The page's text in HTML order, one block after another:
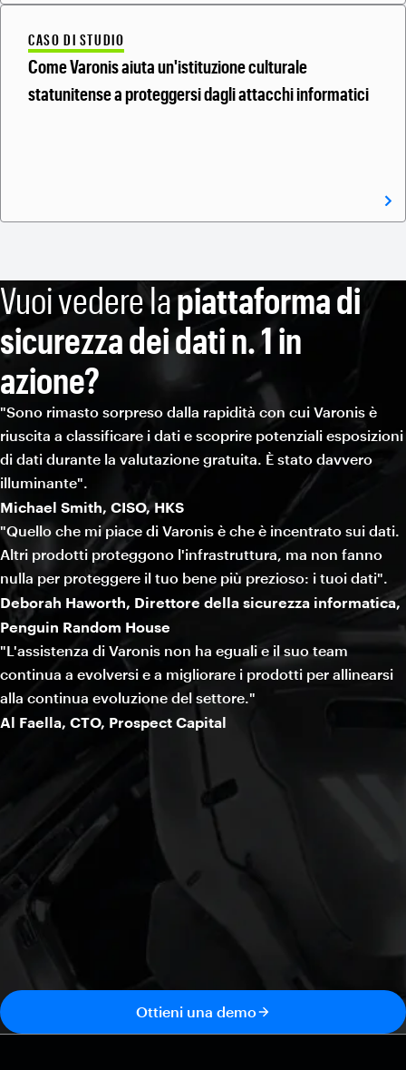
CASO DI STUDIO
Come Varonis aiuta un'istituzione culturale
statunitense a proteggersi dagli attacchi informatici
Vuoi vedere lapiattaforma di
sicurezza dei dati n. 1 in
azione?
"Sono rimasto sorpreso dalla rapidità con cui Varonis è
riuscita a classificare i dati e scoprire potenziali esposizioni
di dati durante la valutazione gratuita. È stato davvero
illuminante".
Michael Smith, CISO, HKS
"Quello che mi piace di Varonis è che è incentrato sui dati.
Altri prodotti proteggono l'infrastruttura, ma non fanno
nulla per proteggere il tuo bene più prezioso: i tuoi dati".
Deborah Haworth, Direttore della sicurezza informatica,
Penguin Random House
"L'assistenza di Varonis non ha eguali e il suo team
continua a evolversi e a migliorare i prodotti per allinearsi
alla continua evoluzione del settore."
Al Faella, CTO, Prospect Capital
Ottieni una demo